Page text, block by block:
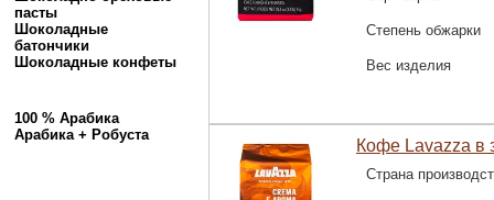
пасты
Шоколадные
батончики
Шоколадные конфеты
100 % Арабика
Арабика + Робуста
Степень обжарки
Вес изделия
Кофе Lavazza в
Страна